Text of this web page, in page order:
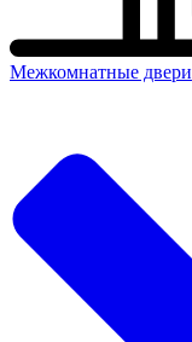
Межкомнатные двери